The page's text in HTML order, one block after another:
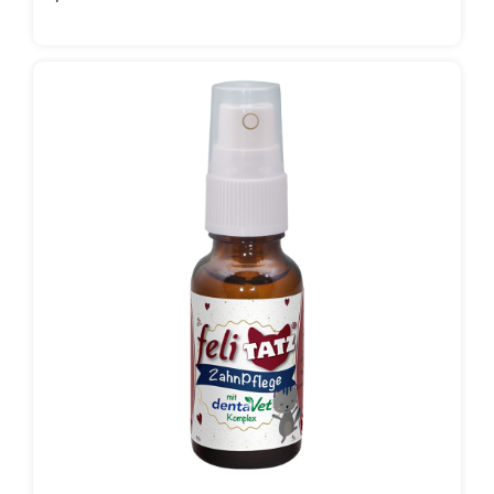
aminés essentiels. Grâce aux mannane-
oligosaccharides (MOS), la barrière protectrice
contenant de la glaire de l‘intestin et son système
immunitaire non spécifique sont influencés
positivement.Tuyau d’expert: En cas de diarrhées
soutien. Toutefois, les différents produits devraient
être donnés de manière décalée dans le temps (p.ex.
matin/soir).Composition: parois cellulaires de levure de
bière (MOS), racine de chiendent, cisteAdditifs/kg:
Additifs technologiques: bentonite (1m558i) 370 gLa
quantité totale de bentonite ne peut excéder la teneur
maximale autorisée dans l’aliment complet, à savoir
20000 mg/kg d’aliment complet.Constituants
analytiques: protéine brute 13,7%, matière grasse brute
4,4%, cellulose brute 7,1%, cendres brutes 34,5%,
cendres insolubles dans HCl 30,0%, calcium 0,79%,
phosphore 0,28%, sodium 0,15%Recommandation
d‘alimentation: Selon les besoins, ajouter 0,5 g/10 kg